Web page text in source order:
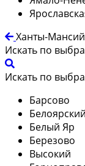
Ханты-
Искать по
Искать по
Барсово
Белоярский
Белый Яр
Березово
Высокий